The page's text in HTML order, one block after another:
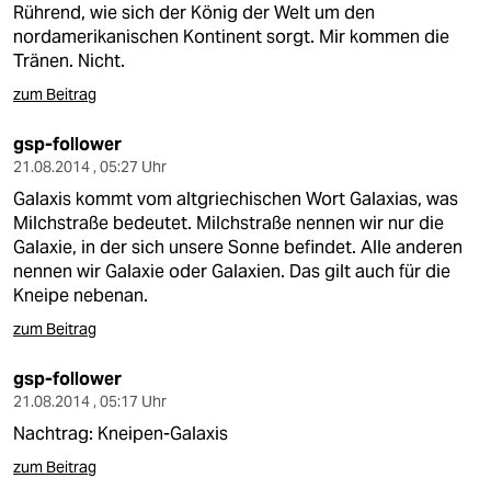
Rührend, wie sich der König der Welt um den
nordamerikanischen Kontinent sorgt. Mir kommen die
Tränen. Nicht.
zum Beitrag
gsp-follower
21.08.2014 , 05:27 Uhr
Galaxis kommt vom altgriechischen Wort Galaxias, was
Milchstraße bedeutet. Milchstraße nennen wir nur die
Galaxie, in der sich unsere Sonne befindet. Alle anderen
nennen wir Galaxie oder Galaxien. Das gilt auch für die
Kneipe nebenan.
zum Beitrag
gsp-follower
21.08.2014 , 05:17 Uhr
Nachtrag: Kneipen-Galaxis
zum Beitrag